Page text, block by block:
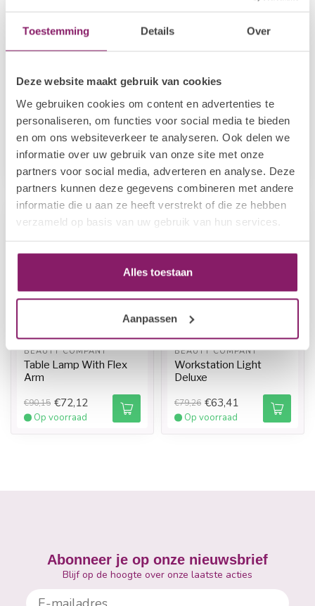
Toestemming Details Over
Deze website maakt gebruik van cookies
We gebruiken cookies om content en advertenties te
personaliseren, om functies voor social media te bieden
en om ons websiteverkeer te analyseren. Ook delen we
informatie over uw gebruik van onze site met onze
partners voor social media, adverteren en analyse. Deze
partners kunnen deze gegevens combineren met andere
informatie die u aan ze heeft verstrekt of die ze hebben
verzameld op basis van uw gebruik van hun services.
Alles toestaan
Aanpassen
BEAUTY COMPANY
Powerful UV/LED Nagel
Lamp
€216,59 €173,27
Op voorraad
BEAUTY COMPANY
LED Tafel lamp met
USB aansluiting
€59,90 €47,92
Op voorraad
-20%
BEAUTY COMPANY
Table Lamp With Flex
Arm
€90,15 €72,12
Op voorraad
-20%
BEAUTY COMPANY
Workstation Light
Deluxe
€79,26 €63,41
Op voorraad
Abonneer je op onze nieuwsbrief
Blijf op de hoogte over onze laatste acties
E-mailadres